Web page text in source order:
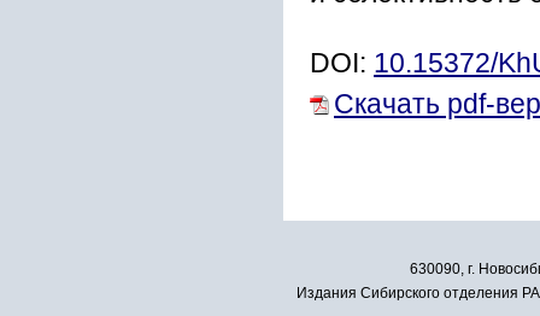
DOI: 10.15372/
Скачать pdf-
630090, г.
Издания Сибирского отделения